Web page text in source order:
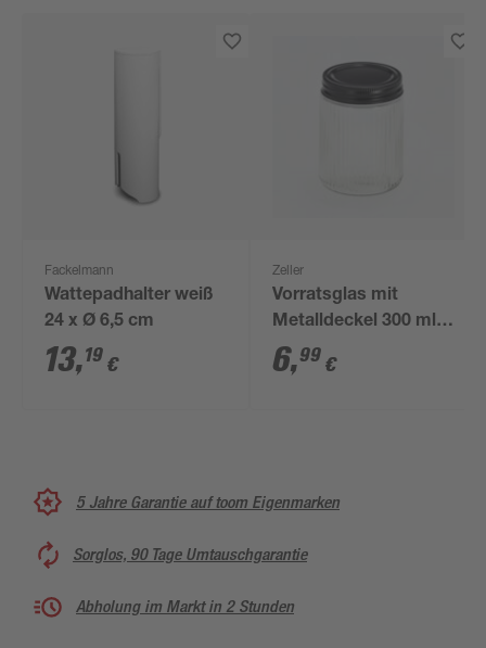
Fackelmann
Wattepadhalter weiß
24 x Ø 6,5 cm
13,19 €
Zeller
Vorratsglas mit
Metalldeckel 300 ml
7,5 x 10 x 7,5 cm
6,99 €
5 Jahre Garantie auf toom Eigenmarken
Sorglos, 90 Tage Umtauschgarantie
Abholung im Markt in 2 Stunden